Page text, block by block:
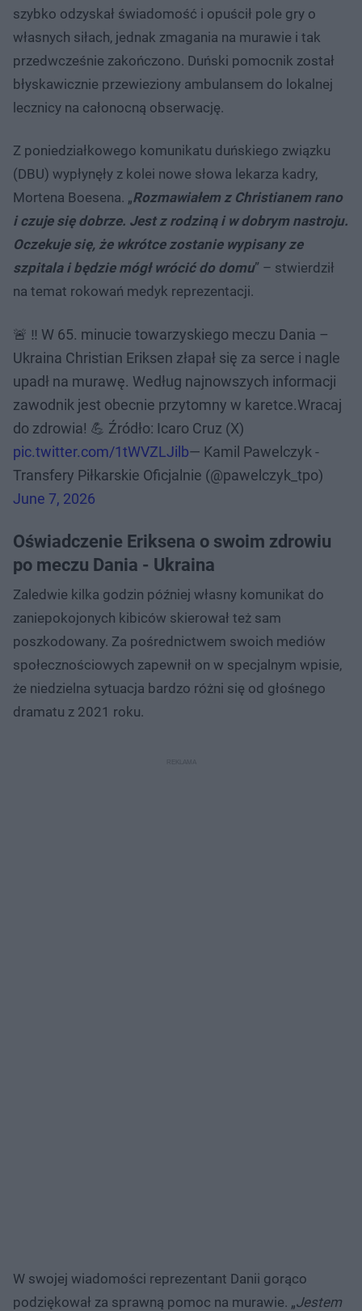
szybko odzyskał świadomość i opuścił pole gry o
własnych siłach, jednak zmagania na murawie i tak
przedwcześnie zakończono. Duński pomocnik został
błyskawicznie przewieziony ambulansem do lokalnej
lecznicy na całonocną obserwację.
Z poniedziałkowego komunikatu duńskiego związku
(DBU) wypłynęły z kolei nowe słowa lekarza kadry,
Mortena Boesena. „Rozmawiałem z Christianem rano
i czuje się dobrze. Jest z rodziną i w dobrym nastroju.
Oczekuje się, że wkrótce zostanie wypisany ze
szpitala i będzie mógł wrócić do domu” – stwierdził
na temat rokowań medyk reprezentacji.
🚨 ‼️ W 65. minucie towarzyskiego meczu Dania –
Ukraina Christian Eriksen złapał się za serce i nagle
upadł na murawę. Według najnowszych informacji
zawodnik jest obecnie przytomny w karetce.Wracaj
do zdrowia! 💪 Źródło: Icaro Cruz (X)
pic.twitter.com/1tWVZLJilb— Kamil Pawelczyk -
Transfery Piłkarskie Oficjalnie (@pawelczyk_tpo)
June 7, 2026
Oświadczenie Eriksena o swoim zdrowiu
po meczu Dania - Ukraina
Zaledwie kilka godzin później własny komunikat do
zaniepokojonych kibiców skierował też sam
poszkodowany. Za pośrednictwem swoich mediów
społecznościowych zapewnił on w specjalnym wpisie,
że niedzielna sytuacja bardzo różni się od głośnego
dramatu z 2021 roku.
W swojej wiadomości reprezentant Danii gorąco
podziękował za sprawną pomoc na murawie. „Jestem